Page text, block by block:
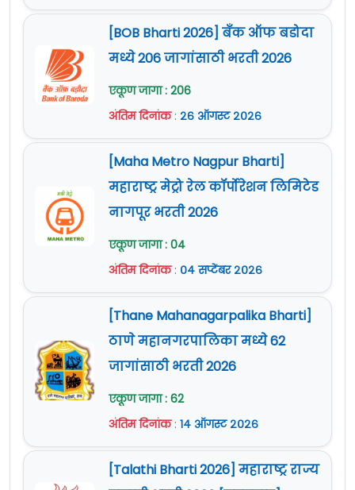
[BOB Bharti 2026] बँक ऑफ बडोदा
मध्ये 206 जागांसाठी भरती 2026
एकूण जागा : 206
अंतिम दिनांक: २६ ऑगस्ट २०२६
[Maha Metro Nagpur Bharti]
महाराष्ट्र मेट्रो रेल कॉर्पोरेशन लिमिटेड
नागपूर भरती 2026
एकूण जागा : 04
अंतिम दिनांक: ०४ सप्टेंबर २०२६
[Thane Mahanagarpalika Bharti]
ठाणे महानगरपालिका मध्ये 62
जागांसाठी भरती 2026
एकूण जागा : 62
अंतिम दिनांक: १४ ऑगस्ट २०२६
[Talathi Bharti 2026] महाराष्ट्र राज्य